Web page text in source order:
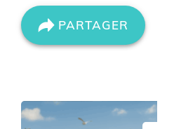
PARTAGER